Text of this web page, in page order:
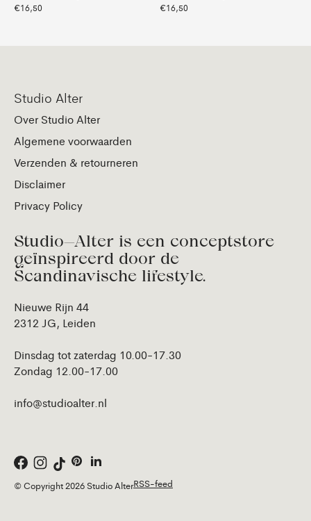
€16,50
€16,50
Studio Alter
Over Studio Alter
Algemene voorwaarden
Verzenden & retourneren
Disclaimer
Privacy Policy
Studio—Alter is een conceptstore
geïnspireerd door de
Scandinavische lifestyle.
Nieuwe Rijn 44
2312 JG, Leiden
Dinsdag tot zaterdag 10.00-17.30
Zondag 12.00-17.00
info@studioalter.nl
© Copyright 2026 Studio AlterRSS-feed